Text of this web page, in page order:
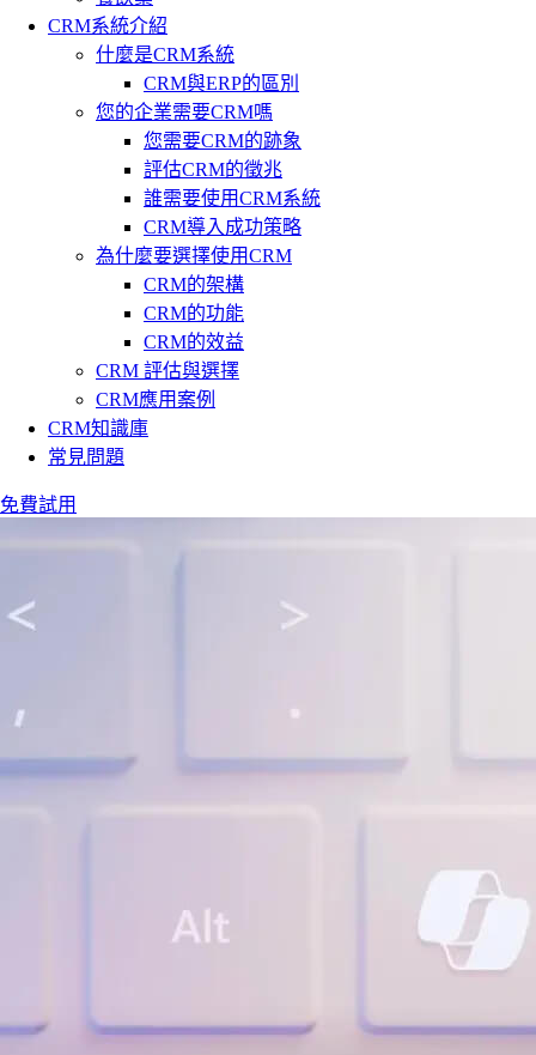
CRM系統介紹
什麼是CRM系統
CRM與ERP的區別
您的企業需要CRM嗎
您需要CRM的跡象
評估CRM的徵兆
誰需要使用CRM系統
CRM導入成功策略
為什麼要選擇使用CRM
CRM的架構
CRM的功能
CRM的效益
CRM 評估與選擇
CRM應用案例
CRM知識庫
常見問題
免費試用